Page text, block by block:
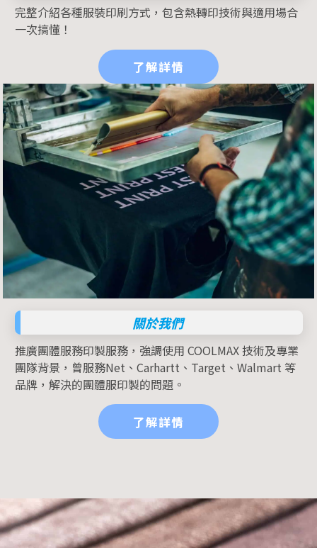
完整介紹各種服裝印刷方式，包含熱轉印技術與適用場合
一次搞懂！
了解詳情
關於我們
推廣團體服務印製服務，強調使用 COOLMAX 技術及專業
團隊背景，曾服務Net、Carhartt、Target、Walmart 等
品牌，解決的團體服印製的問題。
了解詳情